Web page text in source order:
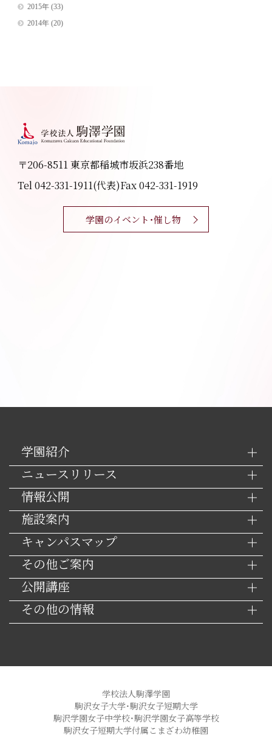
2015年(33)
2014年(20)
〒206-8511 東京都稲城市坂浜238番地
Tel 042-331-1911(代表)Fax 042-331-1919
学園のイベント・催し物
学園紹介
ニュースリリース
情報公開
施設案内
キャンパスマップ
その他ご案内
公開講座
その他の情報
学校法人駒澤学園
駒沢女子大学・駒沢女子短期大学
駒沢学園女子中学校・駒沢学園女子高等学校
駒沢女子短期大学付属こまざわ幼稚園